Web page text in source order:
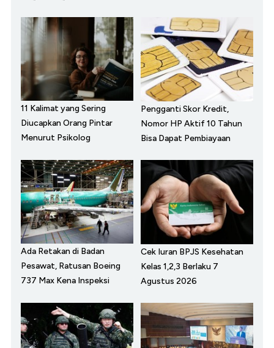
11 Kalimat yang Sering
Diucapkan Orang Pintar
Menurut Psikolog
Pengganti Skor Kredit,
Nomor HP Aktif 10 Tahun
Bisa Dapat Pembiayaan
Ada Retakan di Badan
Pesawat, Ratusan Boeing
737 Max Kena Inspeksi
Cek Iuran BPJS Kesehatan
Kelas 1,2,3 Berlaku 7
Agustus 2026